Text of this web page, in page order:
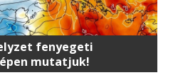
fenyegeti
mutatjuk!